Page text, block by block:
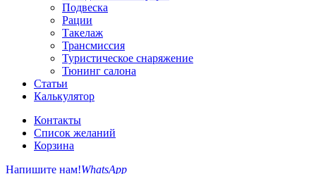
Подвеска
Рации
Такелаж
Трансмиссия
Туристическое снаряжение
Тюнинг салона
Статьи
Калькулятор
Контакты
Список желаний
Корзина
Напишите нам!WhatsApp